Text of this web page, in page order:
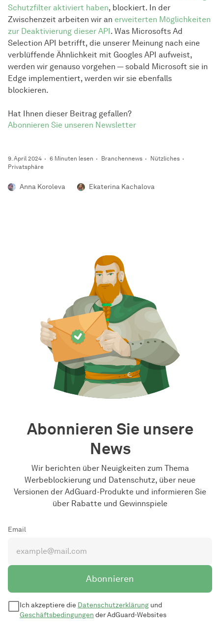
Schutzfilter aktiviert haben, blockiert. In der
Zwischenzeit arbeiten wir an erweiterten Möglichkeiten
zur Deaktivierung dieser API. Was Microsofts Ad
Selection API betrifft, die unserer Meinung nach eine
verblüffende Ähnlichkeit mit Googles API aufweist,
werden wir genauso vorgehen — sobald Microsoft sie in
Edge implementiert, werden wir sie ebenfalls
blockieren.
Hat Ihnen dieser Beitrag gefallen?
Abonnieren Sie unseren Newsletter
9. April 2024 6 Minuten lesen Branchennews
Nützliches
Privatsphäre
Anna Koroleva Ekaterina Kachalova
Abonnieren Sie unsere
News
Wir berichten über Neuigkeiten zum Thema
Werbeblockierung und Datenschutz, über neue
Versionen der AdGuard-Produkte und informieren Sie
über Rabatte und Gewinnspiele
Email
Abonnieren
Ich akzeptiere die Datenschutzerklärung und
Geschäftsbedingungen der AdGuard-Websites